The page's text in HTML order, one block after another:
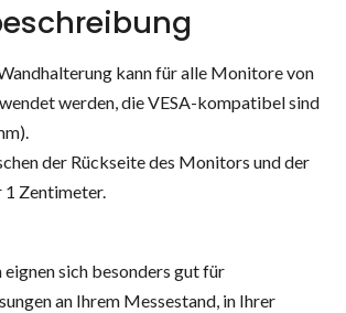
kann für alle Monitore von
werden, die VESA-kompatibel sind
der Rückseite des Monitors und der
Zentimeter.
sich besonders gut für
an Ihrem Messestand, in Ihrer